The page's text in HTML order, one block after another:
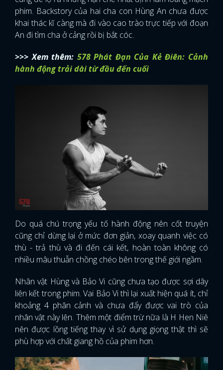
phim. Backstory của hai cha con Hùng An chưa được
khai thác kĩ càng mà đi vào cao trào trực tiếp với đoạn
An đi tìm cha ở cảng rồi bị bắt cóc.
>>> Xem thêm: 578 Phát Đạn Của Kẻ Điên: Cảnh
hành động trải dài từ đầu đến cuối
Do quá chú trọng yếu tố hành động nên cốt truyện
cũng chỉ dừng lại ở mức đơn giản, xoay quanh việc có
thù - trả thù và đi đến cái kết, hoàn toàn không có
nhiều mâu thuẫn chồng chéo bên trong thế giới ngầm.
Nhân vật Hùng và Bảo Vi cũng chưa tạo được sợi dây
liên kết trong phim. Vai Bảo Vi thì lại xuất hiện quá ít, chỉ
khoảng 4 phân cảnh và chưa đẩy được vai trò của
nhân vật này lên. Thêm một điểm trừ nữa là H Hen Niê
nên được lồng tiếng thay vì sử dụng giọng thật thì sẽ
phù hợp với chất giang hồ của phim hơn.